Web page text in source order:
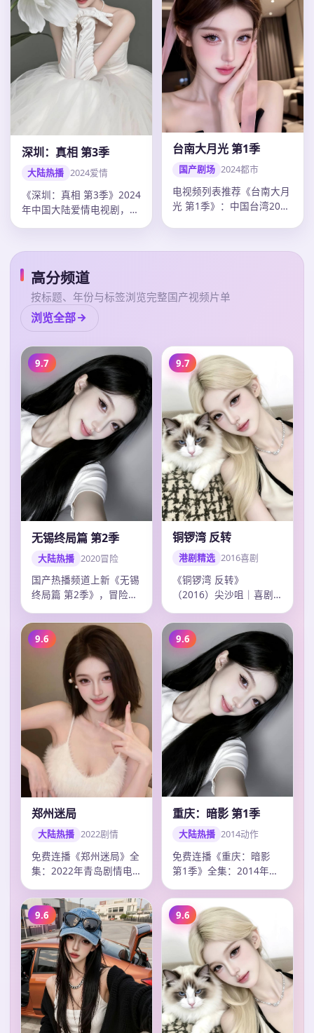
深圳：真相 第3季
大陆热播 2024爱情
《深圳：真相 第3季》2024
年中国大陆爱情电视剧，单
台南大月光 第1季
国产剧场 2024都市
电视频列表推荐《台南大月
光 第1季》：中国台湾2024
高分频道
按标题、年份与标签浏览完整国产视频片单
浏览全部
9.7
无锡终局篇 第2季
大陆热播 2020冒险
国产热播频道上新《无锡
终局篇 第2季》，冒险剧
度精准，20…
9.7
铜锣湾 反转
港剧精选 2016喜剧
《铜锣湾 反转》
（2016）尖沙咀｜喜剧
华，主演郭富城、刘德…
9.6
郑州迷局
大陆热播 2022剧情
免费连播《郑州迷局》全
集：2022年青岛剧情电
伟、王一博，2…
9.6
重庆：暗影 第1季
大陆热播 2014动作
免费连播《重庆：暗影
第1季》全集：2014年成
俊、赵丽颖、…
9.6 9.6